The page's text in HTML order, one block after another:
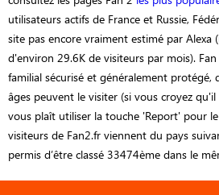
utilisateurs actifs de France et Russie,
site pas encore vraiment estimé par Alexa
d'environ 29.6K de visiteurs par mois).
familial sécurisé et généralement protégé,
âges peuvent le visiter (si vous croyez
vous plaît utiliser la touche 'Report' pour
visiteurs de Fan2.fr viennent du pays
permis d’être classé 33474ème dans le